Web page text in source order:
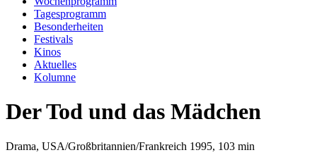
Tagesprogramm
Besonderheiten
Festivals
Kinos
Aktuelles
Kolumne
Der Tod und das Mädchen
Drama, USA/Großbritannien/Frankreich 1995, 103 min